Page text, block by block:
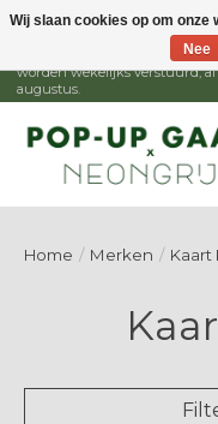
1 - 15 augustus is de winkel
worden wekelijks verstuurd,
augustus.
Home / Merken / Kaart
Wij slaan cookies op om
Nee